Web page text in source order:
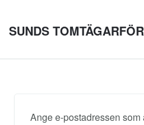
SUNDS
Ange e-postadressen som